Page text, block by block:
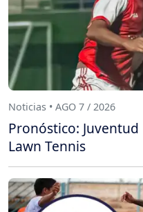
Noticias • AGO 7 / 2026
Pronóstico:
Lawn Tennis